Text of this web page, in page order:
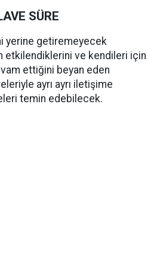
SÜRE
yerine getiremeyecek
etkilendiklerini ve kendileri için
ettiğini beyan eden
ayrı ayrı iletişime
temin edebilecek.